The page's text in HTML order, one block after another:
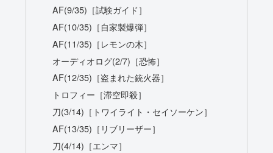
AF(9/35)［試験ガイド］
AF(10/35)［自家製爆弾］
AF(11/35)［レモンの木］
オーディオログ(2/7)［恐怖］
AF(12/35)［盗まれた銃火器］
トロフィー［滞空即殺］
刀(3/14)［トワイライト・セイソーケン］
AF(13/35)［リブリーザー］
刀(4/14)［エンマ］